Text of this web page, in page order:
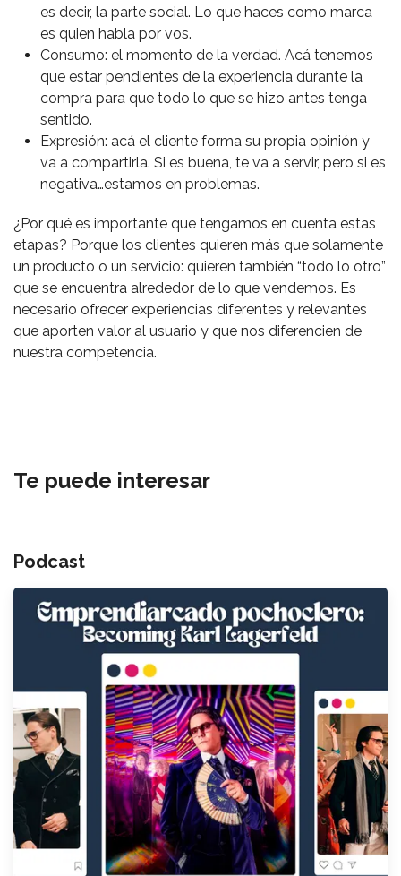
es decir, la parte social. Lo que haces como marca
es quien habla por vos.
Consumo: el momento de la verdad. Acá tenemos
que estar pendientes de la experiencia durante la
compra para que todo lo que se hizo antes tenga
sentido.
Expresión: acá el cliente forma su propia opinión y
va a compartirla. Si es buena, te va a servir, pero si es
negativa…estamos en problemas.
¿Por qué es importante que tengamos en cuenta estas
etapas? Porque los clientes quieren más que solamente
un producto o un servicio: quieren también “todo lo otro”
que se encuentra alrededor de lo que vendemos. Es
necesario ofrecer experiencias diferentes y relevantes
que aporten valor al usuario y que nos diferencien de
nuestra competencia.
Te puede interesar
Podcast